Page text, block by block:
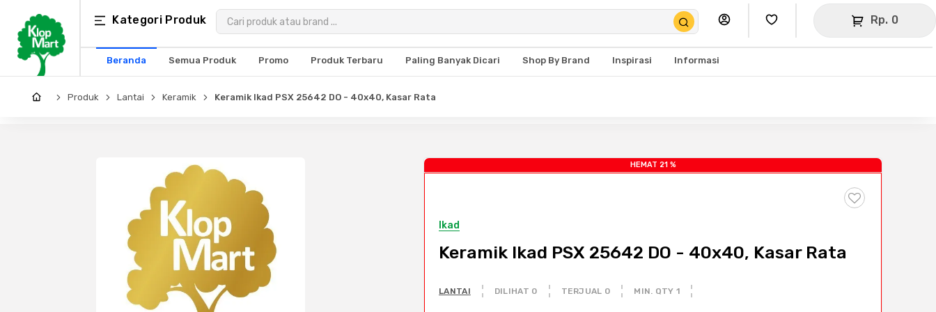
Kategori Produk Rp. 0
Beranda Semua Produk Promo Produk Terbaru Paling Banyak Dicari Shop By Brand Inspirasi Informasi
Kategori
Produk
Arsitektur
Produk Lantai Keramik Keramik Ikad PSX 25642 DO - 40x40, Kasar Rata
HEMAT 21 %
Ikad
Keramik Ikad PSX 25642 DO - 40x40, Kasar Rata
LANTAI DILIHAT 0 TERJUAL 0 MIN. QTY 1